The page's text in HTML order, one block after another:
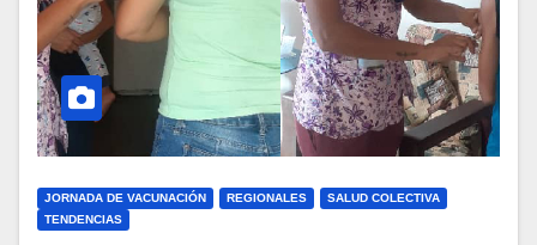
JORNADA DE VACUNACIÓN REGIONALES
SALUD COLECTIVA
TENDENCIAS